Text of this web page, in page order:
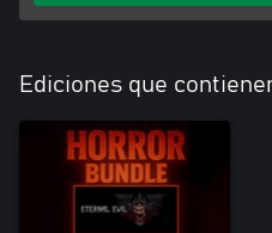
Ediciones que